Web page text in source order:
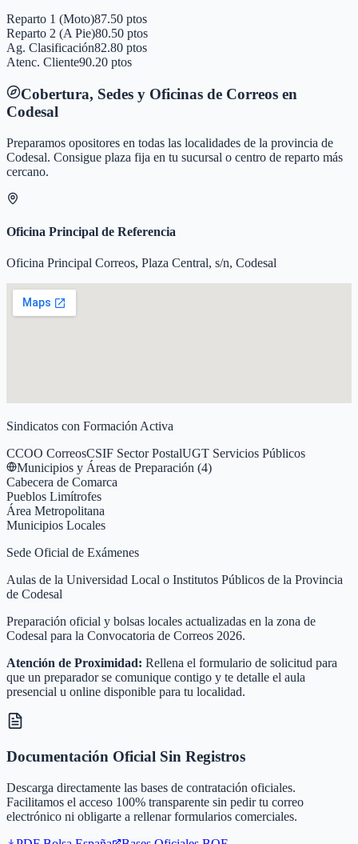
Reparto 1 (Moto)87.50 ptos
Reparto 2 (A Pie)80.50 ptos
Ag. Clasificación82.80 ptos
Atenc. Cliente90.20 ptos
Cobertura, Sedes y Oficinas de Correos en
Codesal
Preparamos opositores en todas las localidades de la provincia de
Codesal. Consigue plaza fija en tu sucursal o centro de reparto más
cercano.
Oficina Principal de Referencia
Oficina Principal Correos, Plaza Central, s/n, Codesal
Sindicatos con Formación Activa
CCOO CorreosCSIF Sector PostalUGT Servicios Públicos
Municipios y Áreas de Preparación (4)
Cabecera de Comarca
Pueblos Limítrofes
Área Metropolitana
Municipios Locales
Sede Oficial de Exámenes
Aulas de la Universidad Local o Institutos Públicos de la Provincia
de Codesal
Preparación oficial y bolsas locales actualizadas en la zona de
Codesal para la Convocatoria de Correos 2026.
Atención de Proximidad: Rellena el formulario de solicitud para
que un preparador se comunique contigo y te detalle el aula
presencial u online disponible para tu localidad.
Documentación Oficial Sin Registros
Descarga directamente las bases de contratación oficiales.
Facilitamos el acceso 100% transparente sin pedir tu correo
electrónico ni obligarte a rellenar formularios comerciales.